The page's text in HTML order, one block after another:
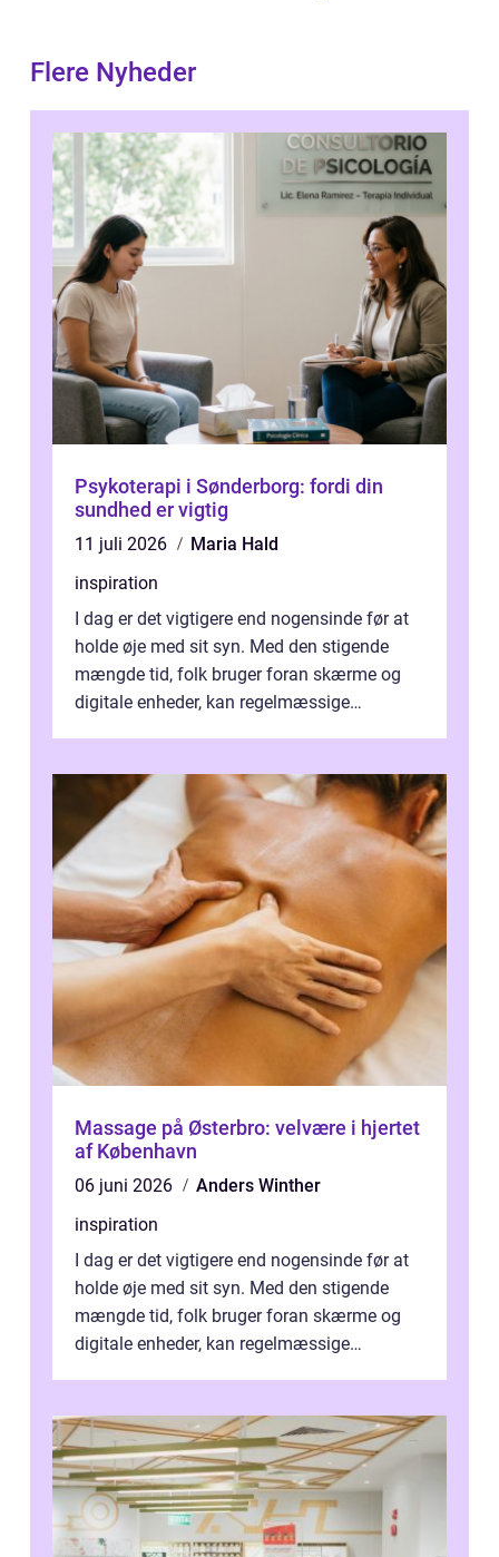
Flere Nyheder
Psykoterapi i Sønderborg: fordi din
sundhed er vigtig
11 juli 2026
Maria Hald
inspiration
I dag er det vigtigere end nogensinde før at
holde øje med sit syn. Med den stigende
mængde tid, folk bruger foran skærme og
digitale enheder, kan regelmæssige
Massage på Østerbro: velvære i hjertet
af København
06 juni 2026
Anders Winther
inspiration
I dag er det vigtigere end nogensinde før at
holde øje med sit syn. Med den stigende
mængde tid, folk bruger foran skærme og
digitale enheder, kan regelmæssige